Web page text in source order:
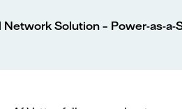
Solution – Power-as-a-